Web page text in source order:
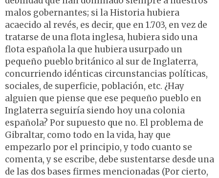
malos gobernantes; si la Historia hubiera
acaecido al revés, es decir, que en 1.703, en vez de
tratarse de una flota inglesa, hubiera sido una
flota española la que hubiera usurpado un
pequeño pueblo británico al sur de Inglaterra,
concurriendo idénticas circunstancias políticas,
sociales, de superficie, población, etc. ¿Hay
alguien que piense que ese pequeño pueblo en
Inglaterra seguiría siendo hoy una colonia
española? Por supuesto que no. El problema de
Gibraltar, como todo en la vida, hay que
empezarlo por el principio, y todo cuanto se
comenta, y se escribe, debe sustentarse desde una
de las dos bases firmes mencionadas (Por cierto,